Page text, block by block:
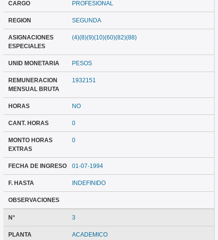
CARGO PROFESIONAL
REGION SEGUNDA
ASIGNACIONES
ESPECIALES
(4)(8)(9)(10)(60)(82)(88)
UNID MONETARIA PESOS
REMUNERACION
MENSUAL BRUTA
1932151
HORAS NO
CANT. HORAS 0
MONTO HORAS
EXTRAS
0
FECHA DE INGRESO 01-07-1994
F. HASTA INDEFINIDO
OBSERVACIONES
N° 3
PLANTA ACADEMICO